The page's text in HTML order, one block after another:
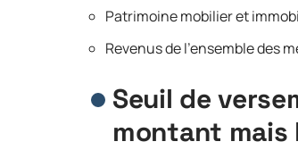
Patrimoine mobilier et
Revenus de l’ensemble des
Seuil de
montant mais